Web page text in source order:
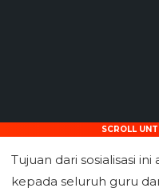
SCROLL
Tujuan dari sosialisasi
kepada seluruh guru